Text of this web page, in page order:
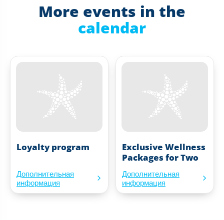
More events in the
calendar
Loyalty program
Дополнительная
информация
Exclusive Wellness
Packages for Two
Дополнительная
информация